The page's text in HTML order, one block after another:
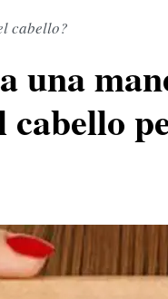
cabello?
una